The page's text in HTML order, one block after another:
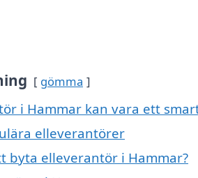
gömma
i Hammar kan vara ett
elleverantörer
byta elleverantör i Hammar?